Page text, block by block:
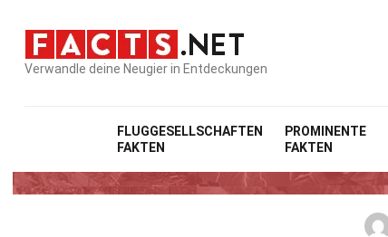
Verwandle deine Neugier in Entdeckungen
FLUGGESELLSCHAFTEN
FAKTEN
PROMINENTE
FAKTEN